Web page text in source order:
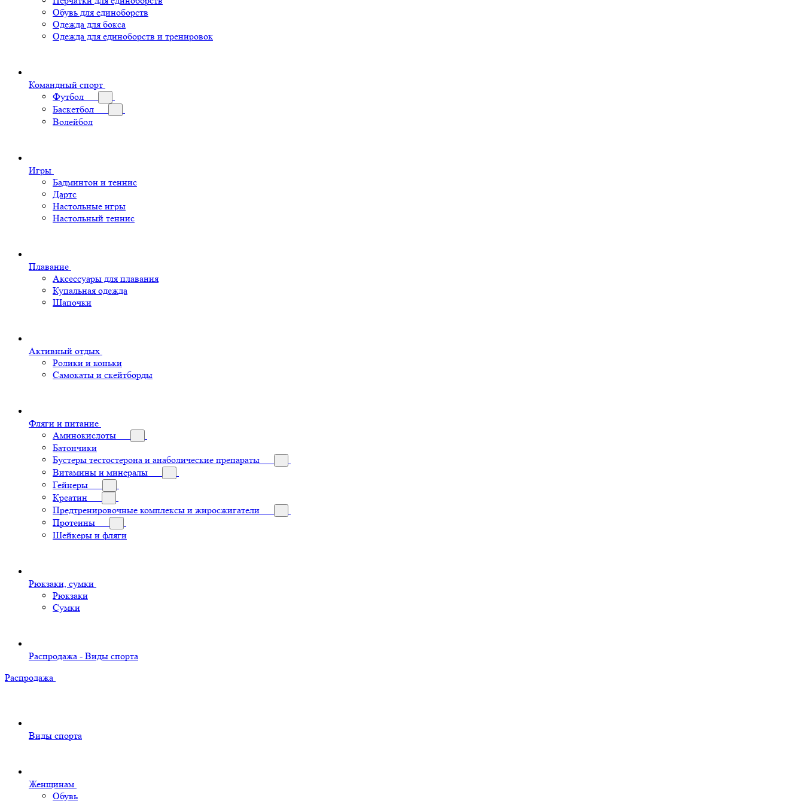
Обувь для единоборств
Одежда для бокса
Одежда для единоборств и тренировок
Командный спорт
Футбол
Баскетбол
Волейбол
Игры
Бадминтон и теннис
Дартс
Настольные игры
Настольный теннис
Плавание
Аксессуары для плавания
Купальная одежда
Шапочки
Активный отдых
Ролики и коньки
Самокаты и скейтборды
Фляги и питание
Аминокислоты
Батончики
Бустеры тестостерона и анаболические препараты
Витамины и минералы
Гейнеры
Креатин
Предтренировочные комплексы и жиросжигатели
Протеины
Шейкеры и фляги
Рюкзаки, сумки
Рюкзаки
Сумки
Распродажа - Виды спорта
Распродажа
Виды спорта
Женщинам
Обувь